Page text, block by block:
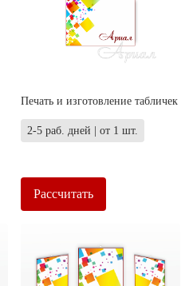
Печать и изготовление табличек
2-5 раб. дней | от 1 шт.
Рассчитать